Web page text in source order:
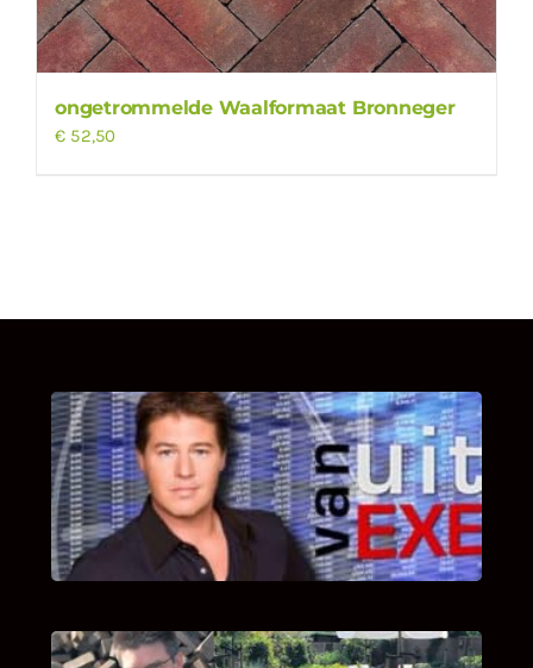
ongetrommelde Waalformaat Bronneger
€ 52,50
UITSTEL VAN EXECUTIE
Bekijk hier de fragmenten van de deelname
van Bricks and Stones aan dit programma.